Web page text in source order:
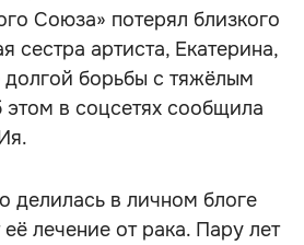
Союза» потерял близкого
сестра артиста, Екатерина,
долгой борьбы с тяжёлым
в соцсетях сообщила
делилась в личном блоге
лечение от рака. Пару лет